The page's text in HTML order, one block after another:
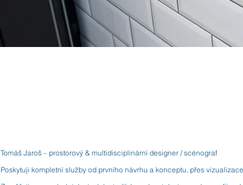
Tomáš Jaroš – prostorový & multidisciplinární designer / scénograf
Poskytuji kompletní služby od prvního návrhu a konceptu, přes